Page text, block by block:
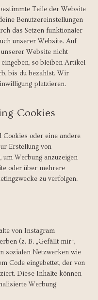
Teile der Website
Benutzereinstellungen
das Setzen funktionaler
unserer Website. Auf
Website nicht
so bleiben Artikel
bis du bezahlst. Wir
platzieren.
Cookies
oder eine andere
Erstellung von
Werbung anzuzeigen
oder über mehrere
zu verfolgen.
von Instagram
(z. B. „Gefällt mir“,
sozialen Netzwerken wie
Code eingebettet, der von
Diese Inhalte können
Werbung